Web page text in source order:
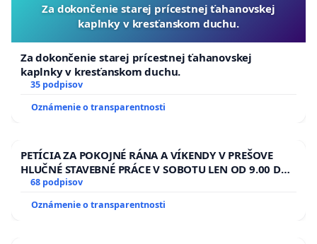
Za dokončenie starej prícestnej ťahanovskej
kaplnky v kresťanskom duchu.
Za dokončenie starej prícestnej ťahanovskej
kaplnky v kresťanskom duchu.
35 podpisov
Oznámenie o transparentnosti
PETÍCIA ZA POKOJNÉ RÁNA A VÍKENDY V PREŠOVE
HLUČNÉ STAVEBNÉ PRÁCE V SOBOTU LEN OD 9.00 DO
13.00 HOD., CEZ PRACOVNÝ TÝŽDEŇ CIEĽ 8.00 – 18.00
ĎUMBIERSKEJ/MAGU
68 podpisov
Oznámenie o transparentnosti